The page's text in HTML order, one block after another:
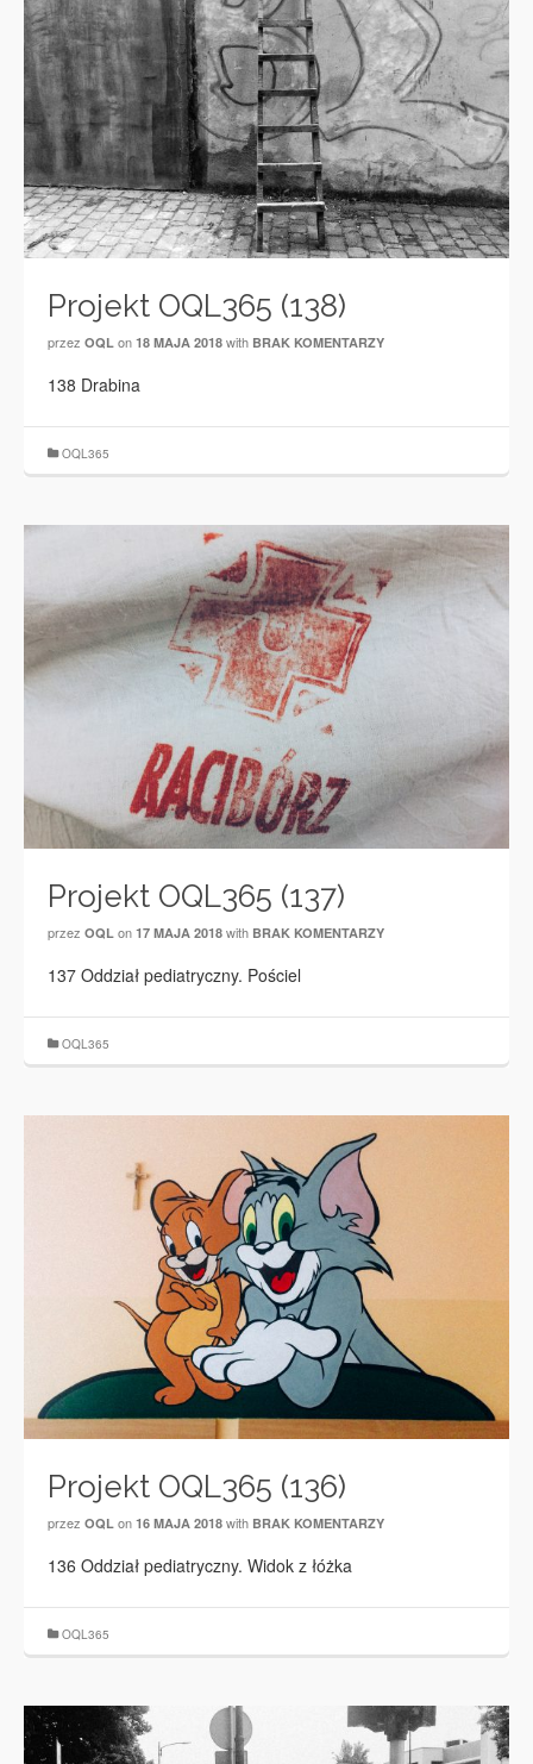
Projekt OQL365 (138)
przez OQL on 18 MAJA 2018 with BRAK KOMENTARZY
138 Drabina
OQL365
Projekt OQL365 (137)
przez OQL on 17 MAJA 2018 with BRAK KOMENTARZY
137 Oddział pediatryczny. Pościel
OQL365
Projekt OQL365 (136)
przez OQL on 16 MAJA 2018 with BRAK KOMENTARZY
136 Oddział pediatryczny. Widok z łóżka
OQL365